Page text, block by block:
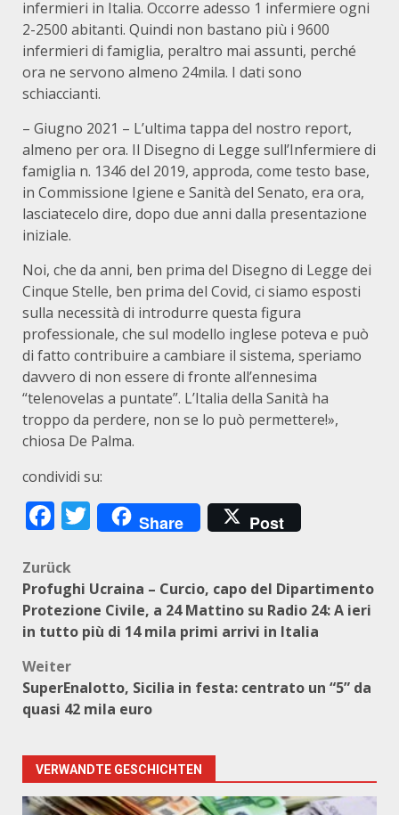
infermieri in Italia. Occorre adesso 1 infermiere ogni
2-2500 abitanti. Quindi non bastano più i 9600
infermieri di famiglia, peraltro mai assunti, perché
ora ne servono almeno 24mila. I dati sono
schiaccianti.
– Giugno 2021 – L’ultima tappa del nostro report,
almeno per ora. Il Disegno di Legge sull’Infermiere di
famiglia n. 1346 del 2019, approda, come testo base,
in Commissione Igiene e Sanità del Senato, era ora,
lasciatecelo dire, dopo due anni dalla presentazione
iniziale.
Noi, che da anni, ben prima del Disegno di Legge dei
Cinque Stelle, ben prima del Covid, ci siamo esposti
sulla necessità di introdurre questa figura
professionale, che sul modello inglese poteva e può
di fatto contribuire a cambiare il sistema, speriamo
davvero di non essere di fronte all’ennesima
“telenovelas a puntate”. L’Italia della Sanità ha
troppo da perdere, non se lo può permettere!»,
chiosa De Palma.
condividi su:
Facebook
Twitter
Share Post
Beitragsnavigation
Zurück
Profughi Ucraina – Curcio, capo del Dipartimento
Protezione Civile, a 24 Mattino su Radio 24: A ieri
in tutto più di 14 mila primi arrivi in Italia
Weiter
SuperEnalotto, Sicilia in festa: centrato un “5” da
quasi 42 mila euro
VERWANDTE GESCHICHTEN